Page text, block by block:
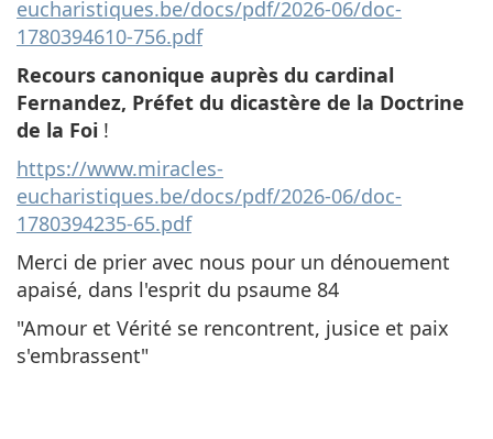
eucharistiques.be/docs/pdf/2026-06/doc-
1780394610-756.pdf
Recours canonique auprès du cardinal
Fernandez, Préfet du dicastère de la Doctrine
de la Foi !
https://www.miracles-
eucharistiques.be/docs/pdf/2026-06/doc-
1780394235-65.pdf
Merci de prier avec nous pour un dénouement
apaisé, dans l'esprit du psaume 84
"Amour et Vérité se rencontrent, jusice et paix
s'embrassent"